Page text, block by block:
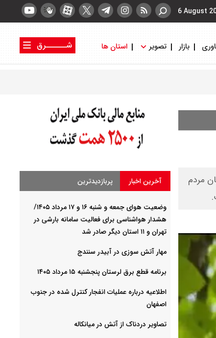
6 August
بازار تصویر استان ها
شــــــرق
مردم
آخرین اخبار پربازدیدترین
وضعیت هوای جمعه و شنبه ۱۶ و ۱۷ مرداد ۱۴۰۵/
هشدار هواشناسی برای فعالیت سامانه بارشی در
تهران و ۱۱ استان دیگر صادر شد
مهار آتش سوزی در آبیدر سنندج
برنامه قطع برق لرستان پنجشنبه ۱۵ مرداد ۱۴۰۵
اطلاعیه درباره عملیات انفجار کنترل شده در جنوب
اصفهان
تصاویر دردناک از آتش در میانکاله